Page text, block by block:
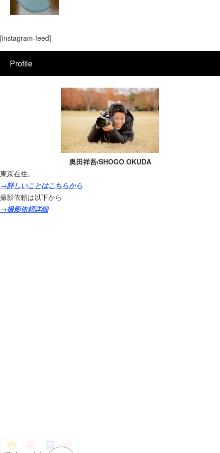
[instagram-feed]
Profile
奥田祥吾/SHOGO OKUDA
東京在住。
→詳しいことはこちらから
撮影依頼は以下から
→撮影依頼詳細